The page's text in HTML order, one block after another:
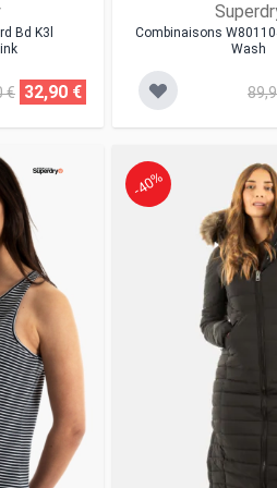
Bd K3l
€ 32,90 €
Combinaisons
Wash
-40%